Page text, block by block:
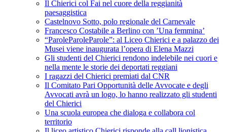
Il Chierici col Fai nel cuore della reggianità
paesaggistica
Castelnovo Sotto, polo regionale del Carnevale
Francesco Costabile a Berlino con ’Una femmina’
“ParoleParoleParole”: al Liceo Chierici e a palazzo dei
Musei viene inaugurata l’opera di Elena Mazzi
Gli studenti del Chierici rendono indelebile nei cuori e
nella mente le storie dei deportati reggiani
I ragazzi del Chierici premiati dal CNR
Il Comitato Pari Opportunità delle Avvocate e degli
Avvocati avrà un logo, lo hanno realizzato gli studenti
del Chierici
Una scuola europea che dialoga e collabora col
territorio